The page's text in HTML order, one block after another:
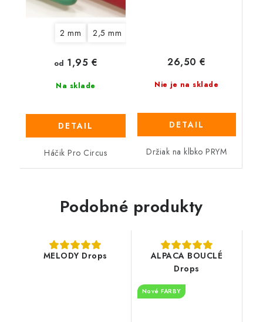
2 mm 2,5 mm
Na sklade
od 1,95 €
DETAIL
Háčik Pro Circus
Nie je na sklade
26,50 €
DETAIL
Držiak na klbko PRYM
Podobné produkty
MELODY Drops
ALPACA BOUCLÉ
Drops
Nové FARBY